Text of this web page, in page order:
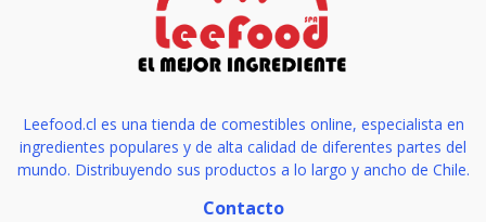
Leefood.cl es una tienda de comestibles online, especialista en
ingredientes populares y de alta calidad de diferentes partes del
mundo. Distribuyendo sus productos a lo largo y ancho de Chile.
Contacto